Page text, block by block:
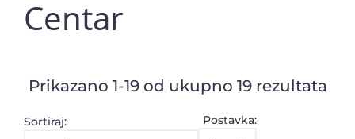
Centar
Prikazano 1-19 od ukupno 19 rezultata
Postavka:
Sortiraj: